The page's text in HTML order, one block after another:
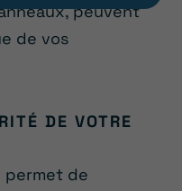
peuvent
de vos
DE VOTRE
permet de